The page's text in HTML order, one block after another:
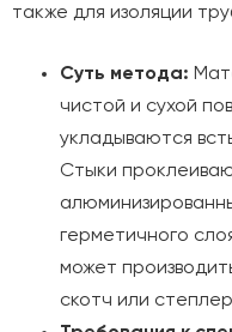
также для изоляции
Суть метода:
чистой и сухой
укладываются
Стыки
герметичного
может
скотч или